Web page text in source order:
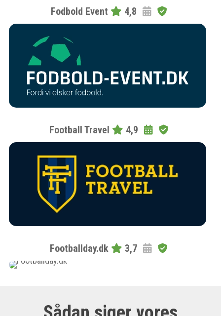
Fodbold Event 4,8
Football Travel 4,9
Footballday.dk 3,7